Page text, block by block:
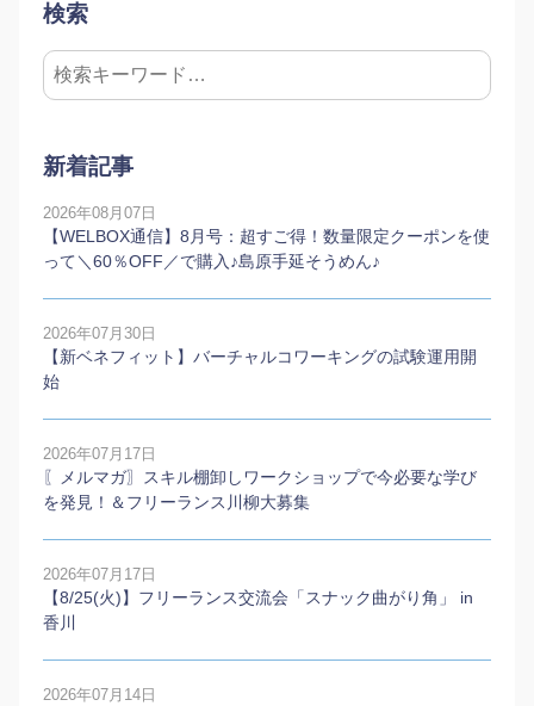
検索
新着記事
2026年08月07日
【WELBOX通信】8月号：超すご得！数量限定クーポンを使
って＼60％OFF／で購入♪島原手延そうめん♪
2026年07月30日
【新ベネフィット】バーチャルコワーキングの試験運用開
始
2026年07月17日
〖メルマガ〗スキル棚卸しワークショップで今必要な学び
を発見！＆フリーランス川柳大募集
2026年07月17日
【8/25(火)】フリーランス交流会「スナック曲がり角」 in
香川
2026年07月14日